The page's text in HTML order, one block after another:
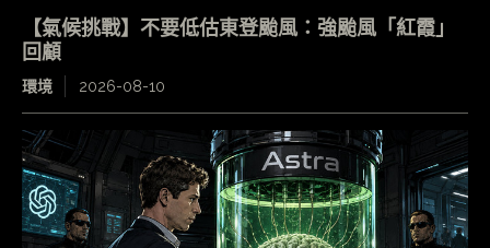
【氣候挑戰】不要低估東登颱風：強颱風「紅霞」
回顧
環境 2026-08-10